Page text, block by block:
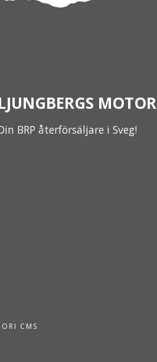
MOTOR
BRP återförsäljare i Sveg!
CMS